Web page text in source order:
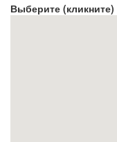
Выберите (кликните)